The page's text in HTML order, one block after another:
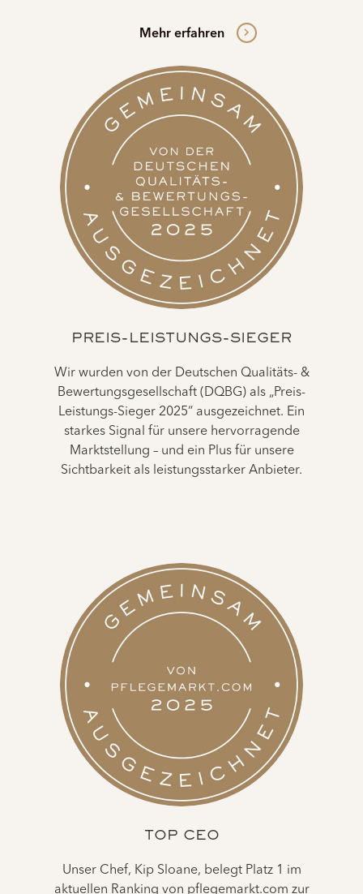
Mehr erfahren
PREIS-LEISTUNGS-SIEGER
Wir wurden von der Deutschen Qualitäts- &
Bewertungsgesellschaft (DQBG) als „Preis-
Leistungs-Sieger 2025“ ausgezeichnet. Ein
starkes Signal für unsere hervorragende
Marktstellung – und ein Plus für unsere
Sichtbarkeit als leistungsstarker Anbieter.
TOP CEO
Unser Chef, Kip Sloane, belegt Platz 1 im
aktuellen Ranking von pflegemarkt.com zur